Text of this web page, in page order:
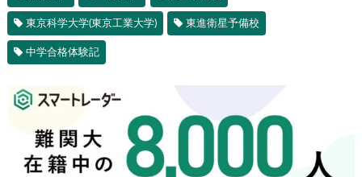
東京科学大学(東京工業大学) 東進衛星予備校
中学合格体験記